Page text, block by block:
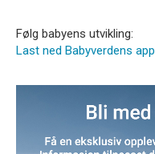
Følg babyens utvikling:
Last ned Babyverdens